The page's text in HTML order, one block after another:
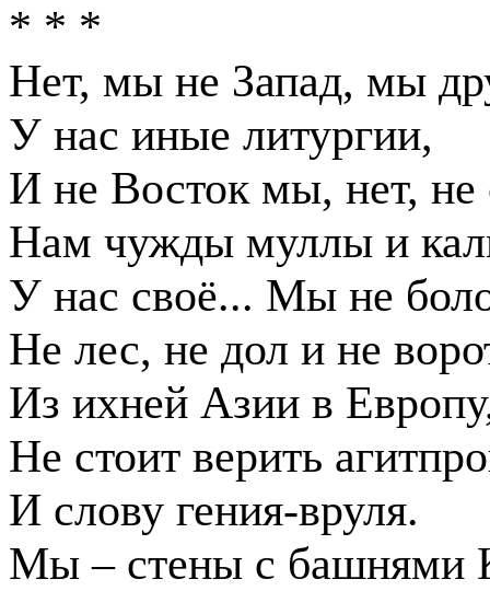
* * *
Нет, мы не Запад, мы
У нас иные литургии,
И не Восток мы, нет,
Нам чужды муллы и
У нас своё... Мы не
Не лес, не дол и не
Из ихней Азии в
Не стоит верить
И слову гения-вруля.
Мы – стены с башнями